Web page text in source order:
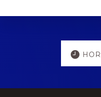
more